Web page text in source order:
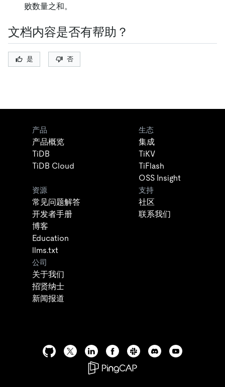
败数量之和。
文档内容是否有帮助？
是 否
产品
产品概览
TiDB
TiDB Cloud
生态
集成
TiKV
TiFlash
OSS Insight
资源
常见问题解答
开发者手册
博客
Education
llms.txt
支持
社区
联系我们
公司
关于我们
招贤纳士
新闻报道